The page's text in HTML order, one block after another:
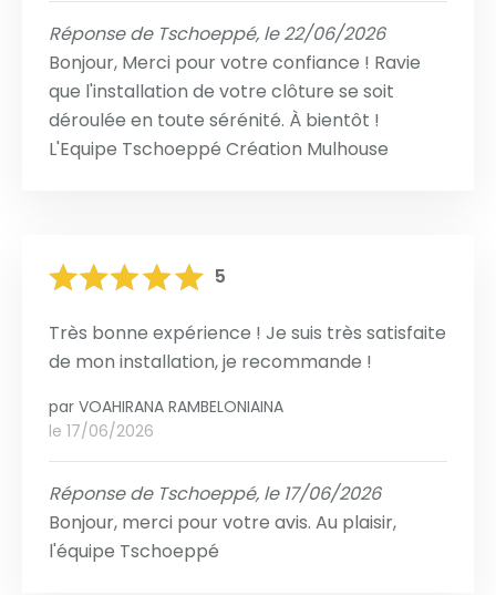
Réponse de Tschoeppé, le 22/06/2026
Bonjour, Merci pour votre confiance ! Ravie
que l'installation de votre clôture se soit
déroulée en toute sérénité. À bientôt !
L'Equipe Tschoeppé Création Mulhouse
5
Très bonne expérience ! Je suis très satisfaite
de mon installation, je recommande !
par VOAHIRANA RAMBELONIAINA
le 17/06/2026
Réponse de Tschoeppé, le 17/06/2026
Bonjour, merci pour votre avis. Au plaisir,
l'équipe Tschoeppé